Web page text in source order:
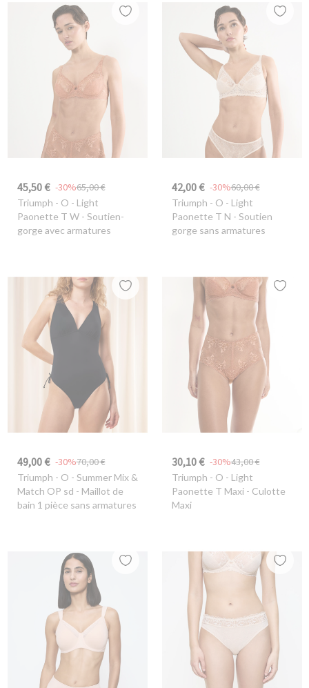
45,50 € 65,00 €
-30%
Triumph - O - Light
Paonette T W - Soutien-
gorge avec armatures
42,00 € 60,00 €
-30%
Triumph - O - Light
Paonette T N - Soutien
gorge sans armatures
49,00 € 70,00 €
-30%
Triumph - O - Summer Mix &
Match OP sd - Maillot de
bain 1 pièce sans armatures
30,10 € 43,00 €
-30%
Triumph - O - Light
Paonette T Maxi - Culotte
Maxi